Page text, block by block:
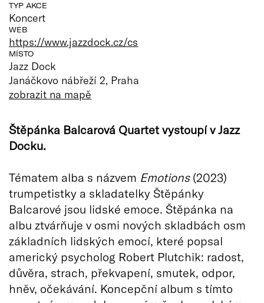
TYP AKCE
Koncert
WEB
https://www.jazzdock.cz/cs
MÍSTO
Jazz Dock
Janáčkovo nábřeží 2, Praha
zobrazit na mapě
Štěpánka Balcarová Quartet vystoupí v Jazz
Docku.
Tématem alba s názvem Emotions(2023)
trumpetistky a skladatelky Štěpánky
Balcarové jsou lidské emoce. Štěpánka na
albu ztvárňuje v osmi nových skladbách osm
základních lidských emocí, které popsal
americký psycholog Robert Plutchik: radost,
důvěra, strach, překvapení, smutek, odpor,
hněv, očekávání. Koncepční album s tímto